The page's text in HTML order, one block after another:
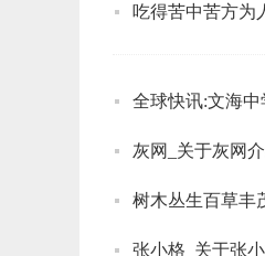
吃得苦中苦方为
全球快讯:文海中
灰网_关于灰网
树木丛生百草丰
张小格_关于张